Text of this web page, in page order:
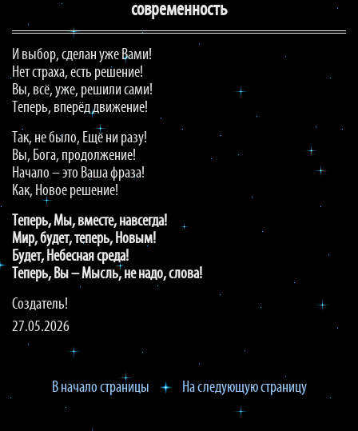
современность
И выбор, сделан уже Вами!
Нет страха, есть решение!
Вы, всё, уже, решили сами!
Теперь, вперёд движение!
Так, не было, Ещё ни разу!
Вы, Бога, продолжение!
Начало – это Ваша фраза!
Как, Новое решение!
Теперь, Мы, вместе, навсегда!
Мир, будет, теперь, Новым!
Будет, Небесная среда!
Теперь, Вы – Мысль, не надо, слова!
Создатель!
27.05.2026
В начало страницы На следующую страницу